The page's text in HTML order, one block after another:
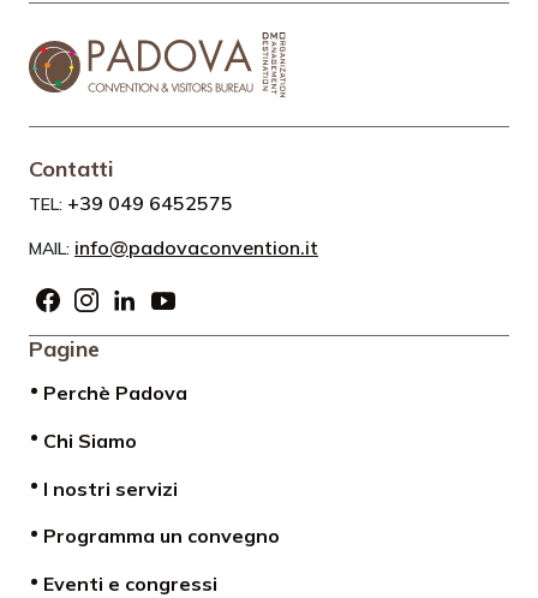
Contatti
TEL: +39 049 6452575
MAIL: info@padovaconvention.it
Pagine
Perchè Padova
Chi Siamo
I nostri servizi
Programma un convegno
Eventi e congressi